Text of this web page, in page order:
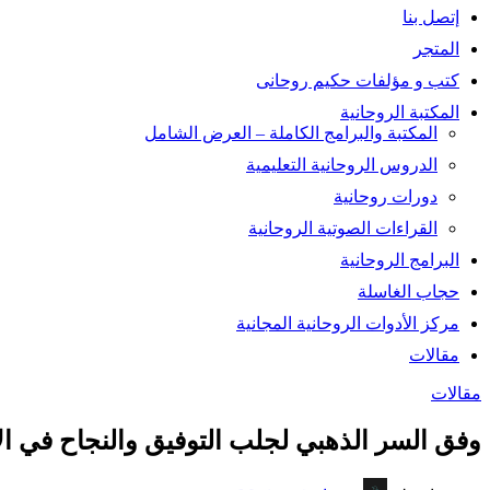
إتصل بنا
المتجر
كتب و مؤلفات حكيم روحانى
المكتبة الروحانية
المكتبة والبرامج الكاملة – العرض الشامل
الدروس الروحانية التعليمية
دورات روحانية
القراءات الصوتية الروحانية
البرامج الروحانية
حجاب الغاسلة
مركز الأدوات الروحانية المجانية
مقالات
مقالات
وفق السر الذهبي لجلب التوفيق والنجاح في